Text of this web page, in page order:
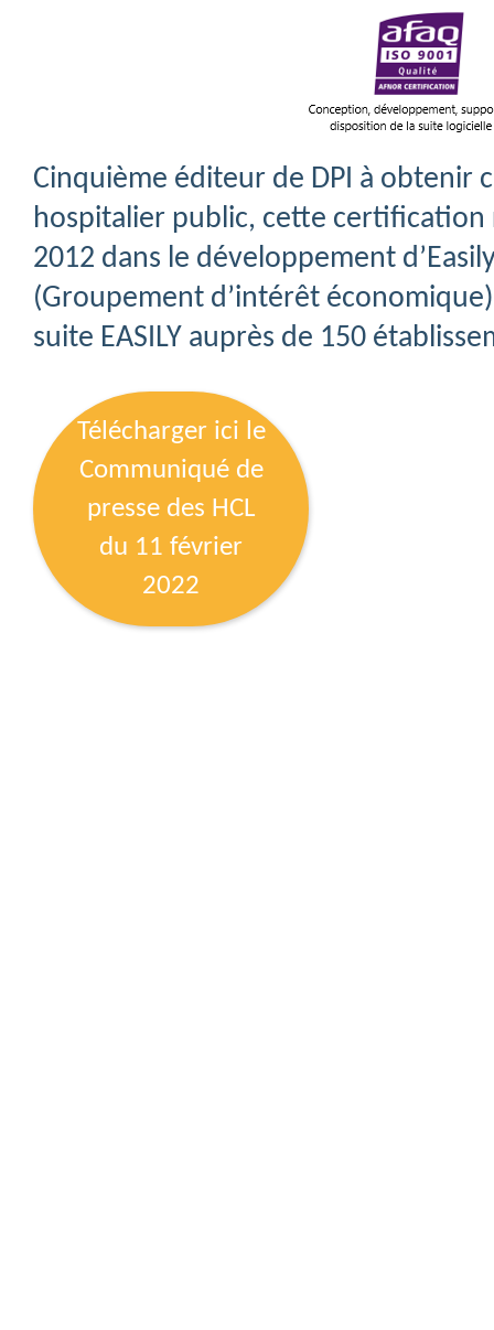
Cinquième éditeur de DPI à
hospitalier public, cette certification
2012 dans le développement
(Groupement d’intérêt
suite EASILY auprès de 150
Télécharger ici le
Communiqué de
presse des HCL
du 11 février
2022